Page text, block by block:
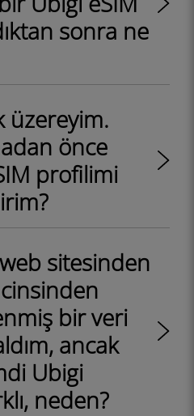
sonra ne
üzereyim.
önce
profilimi
sitesinden
bir veri
ancak
Ubigi
neden?